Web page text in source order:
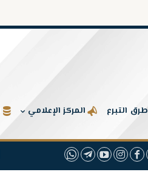
طرق التبرع المركز الإعلامي